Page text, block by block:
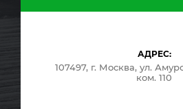
АДРЕС:
107497, г. Москва, ул.
ком. 110